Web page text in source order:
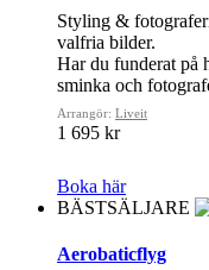
Styling &
valfria bilder.
Har du funderat på
sminka och
Arrangör: Liveit
1 695 kr
Boka här
BÄSTSÄLJARE
Aerobaticflyg